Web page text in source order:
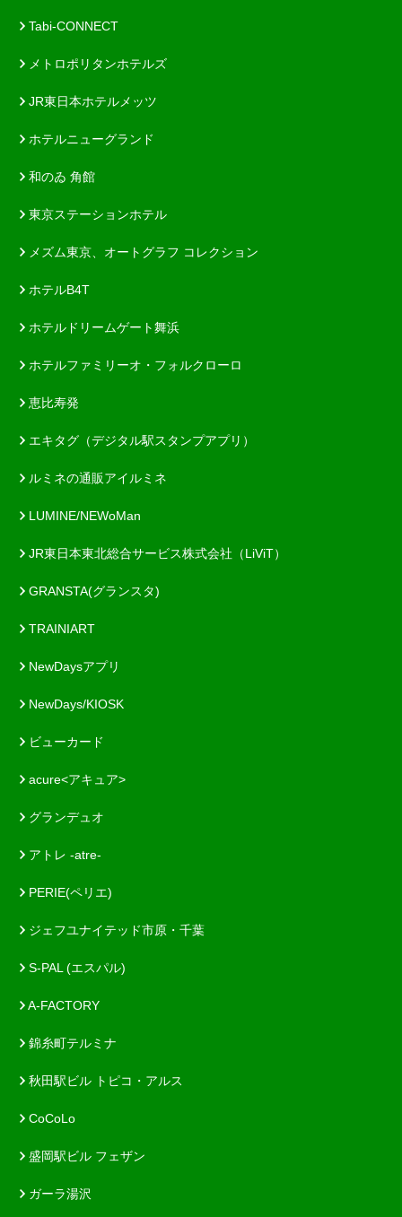
Tabi-CONNECT
メトロポリタンホテルズ
JR東日本ホテルメッツ
ホテルニューグランド
和のゐ 角館
東京ステーションホテル
メズム東京、オートグラフ コレクション
ホテルB4T
ホテルドリームゲート舞浜
ホテルファミリーオ・フォルクローロ
恵比寿発
エキタグ（デジタル駅スタンプアプリ）
ルミネの通販アイルミネ
LUMINE/NEWoMan
JR東日本東北総合サービス株式会社（LiViT）
GRANSTA(グランスタ)
TRAINIART
NewDaysアプリ
NewDays/KIOSK
ビューカード
acure<アキュア>
グランデュオ
アトレ -atre-
PERIE(ペリエ)
ジェフユナイテッド市原・千葉
S-PAL (エスパル)
A-FACTORY
錦糸町テルミナ
秋田駅ビル トピコ・アルス
CoCoLo
盛岡駅ビル フェザン
ガーラ湯沢